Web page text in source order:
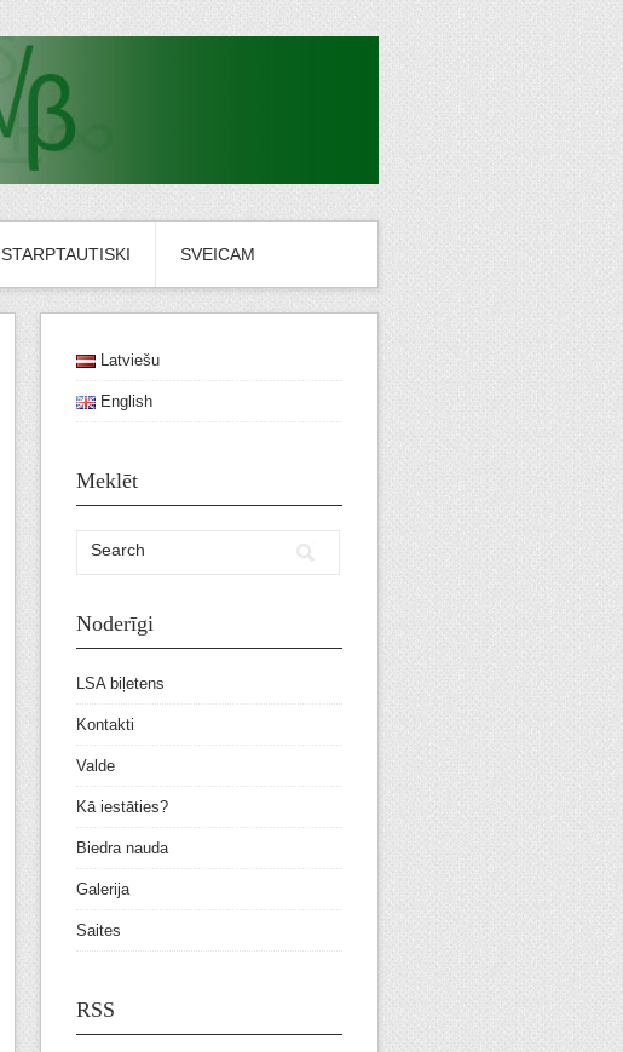
STARPTAUTISKI SVEICAM
Latviešu
English
Meklēt
Noderīgi
LSA biļetens
Kontakti
Valde
Kā iestāties?
Biedra nauda
Galerija
Saites
RSS